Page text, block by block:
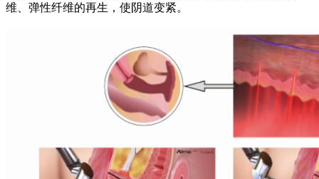
维、弹性纤维的再生，使阴道变紧。